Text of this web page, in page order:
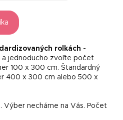
rolkách -
jednoducho zvoľte počet
100 x 300 cm. Štandardný
400 x 300 cm alebo 500 x
Výber necháme na Vás. Počet